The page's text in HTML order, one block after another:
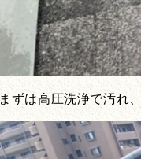
まずは高圧洗浄で汚れ